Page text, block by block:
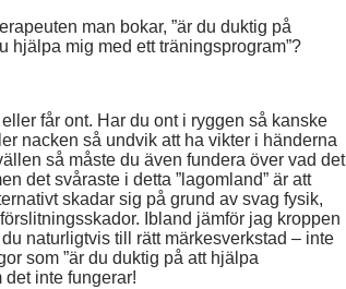
man bokar, ”är du duktig på
hjälpa mig med ett träningsprogram”?
får ont. Har du ont i ryggen så kanske
nacken så undvik att ha vikter i händerna
så måste du även fundera över vad det
det svåraste i detta ”lagomland” är att
skadar sig på grund av svag fysik,
Ibland jämför jag kroppen
naturligtvis till rätt märkesverkstad – inte
som ”är du duktig på att hjälpa
det inte fungerar!